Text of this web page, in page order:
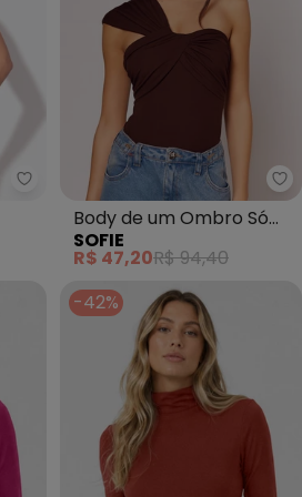
Bimini - Body (Verde)
Body de um Ombro Só
(Marrom)
SOFIE
R$ 47,20R$ 94,40
-42%